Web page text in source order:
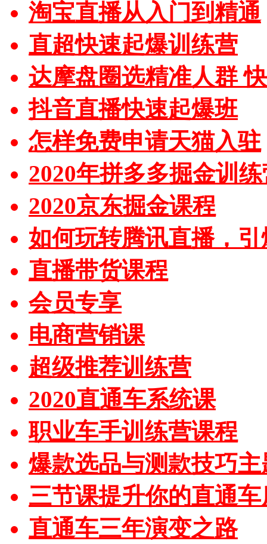
淘宝直播从入门到精通
直超快速起爆训练营
达摩盘圈选精准人群
抖音直播快速起爆班
怎样免费申请天猫入驻
2020年拼多多掘金训
2020京东掘金课程
如何玩转腾讯直播，
直播带货课程
会员专享
电商营销课
超级推荐训练营
2020直通车系统课
职业车手训练营课程
爆款选品与测款技巧主
三节课提升你的直通
直通车三年演变之路